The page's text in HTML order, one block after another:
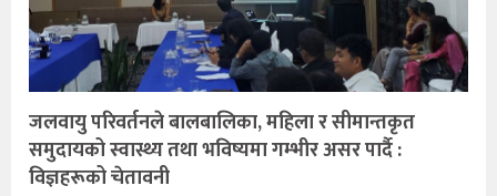
जलवायु परिवर्तनले बालबालिका, महिला र सीमान्तकृत
समुदायको स्वास्थ्य तथा भविष्यमा गम्भीर असर पार्दै :
विज्ञहरूको चेतावनी